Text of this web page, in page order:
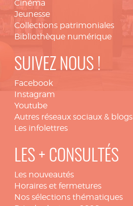
Cinéma
Jeunesse
Collections patrimoniales
Bibliothèque numérique
SUIVEZ NOUS !
Facebook
Instagram
Youtube
Autres réseaux sociaux & blogs
Les infolettres
LES + CONSULTÉS
Les nouveautés
Horaires et fermetures
Nos sélections thématiques